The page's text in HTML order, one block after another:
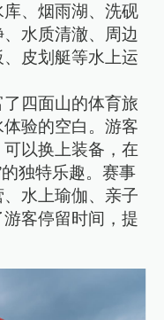
、烟雨湖、洗砚
水质清澈、周边
皮划艇等水上运
四面山的体育旅
验的空白。游客
以换上装备，在
独特乐趣。赛事
水上瑜伽、亲子
客停留时间，提